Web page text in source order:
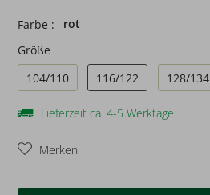
Farbe :
rot
Größe
104/110
116/122 128/134
Lieferzeit ca. 4-5 Werktage
Merken